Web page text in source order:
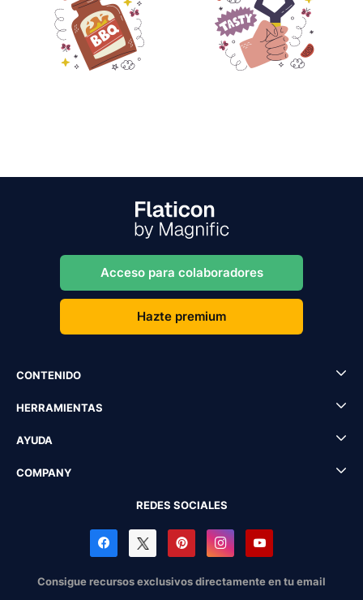
Acceso para colaboradores
Hazte premium
CONTENIDO
HERRAMIENTAS
AYUDA
COMPANY
REDES SOCIALES
Consigue recursos exclusivos directamente en tu email